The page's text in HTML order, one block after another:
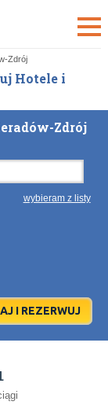
Zdrój
Hotele i
Zdrój
wybieram z listy
5 6
12 13
2 3
9 10